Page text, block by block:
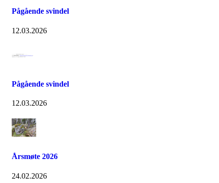
Pågående svindel
12.03.2026
Pågående svindel
12.03.2026
Årsmøte 2026
24.02.2026